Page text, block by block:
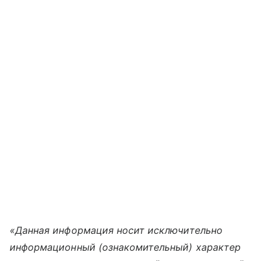
«Данная информация носит исключительно
информационный (ознакомительный) характер